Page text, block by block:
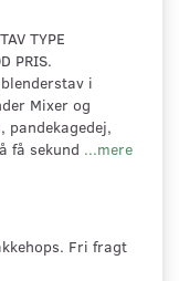
TYPE
PRIS.
i
Mixer og
pandekagedej,
få sekund ...mere
Fri fragt